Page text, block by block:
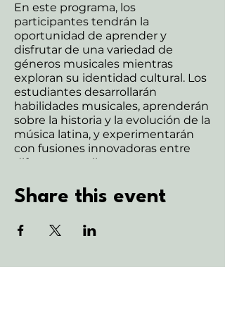
En este programa, los
participantes tendrán la
oportunidad de aprender y
disfrutar de una variedad de
géneros musicales mientras
exploran su identidad cultural. Los
estudiantes desarrollarán
habilidades musicales, aprenderán
sobre la historia y la evolución de la
música latina, y experimentarán
con fusiones innovadoras entre
diferentes estilos.
Las actividades incluirán:
Interpretación musical en grupo.
Share this event